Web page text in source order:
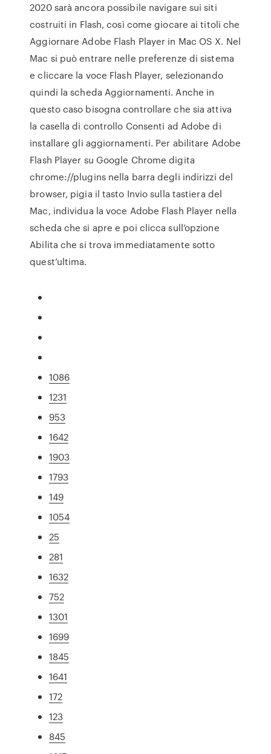
2020 sarà ancora possibile navigare sui siti
costruiti in Flash, così come giocare ai titoli che
Aggiornare Adobe Flash Player in Mac OS X. Nel
Mac si può entrare nelle preferenze di sistema
e cliccare la voce Flash Player, selezionando
quindi la scheda Aggiornamenti. Anche in
questo caso bisogna controllare che sia attiva
la casella di controllo Consenti ad Adobe di
installare gli aggiornamenti. Per abilitare Adobe
Flash Player su Google Chrome digita
chrome://plugins nella barra degli indirizzi del
browser, pigia il tasto Invio sulla tastiera del
Mac, individua la voce Adobe Flash Player nella
scheda che si apre e poi clicca sull’opzione
Abilita che si trova immediatamente sotto
quest’ultima.
1086
1231
953
1642
1903
1793
149
1054
25
281
1632
752
1301
1699
1845
1641
172
123
845